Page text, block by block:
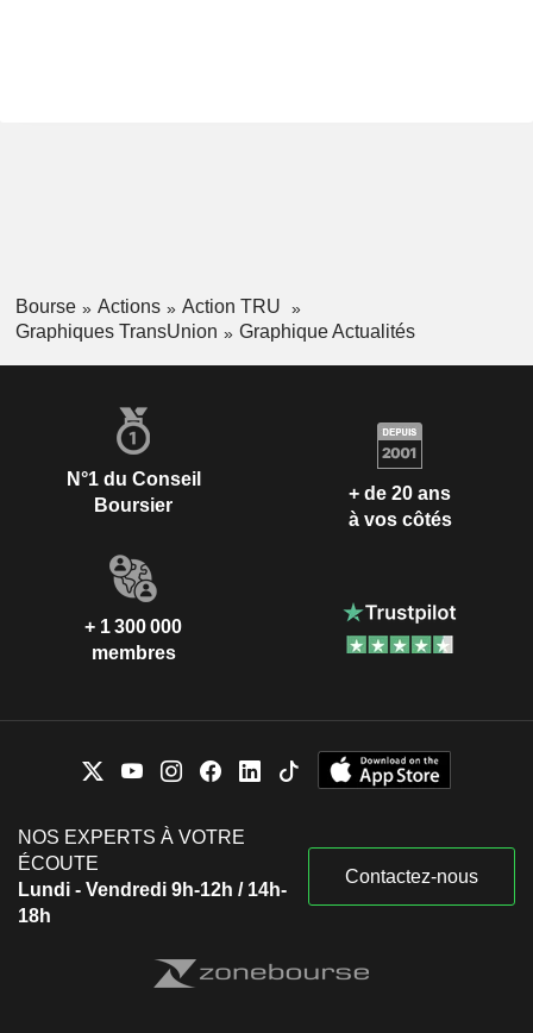
Bourse Actions
Action TRU
Graphiques TransUnion
Graphique Actualités
N°1 du Conseil
Boursier
+ de 20 ans
à vos côtés
+ 1 300 000
membres
NOS EXPERTS À VOTRE
ÉCOUTE
Lundi - Vendredi 9h-12h / 14h-
18h
Contactez-nous